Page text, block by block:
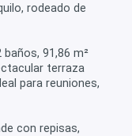
rodeado de
91,86 m²
terraza
para reuniones,
con repisas,